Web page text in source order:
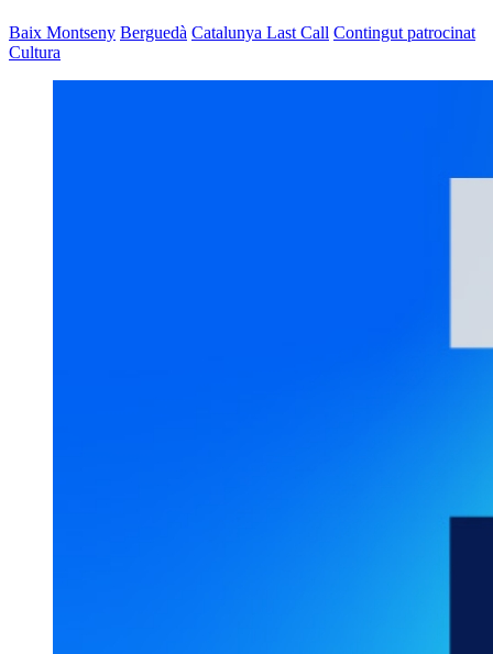
Baix Montseny Berguedà Catalunya Last Call Contingut patrocinat
Cultura